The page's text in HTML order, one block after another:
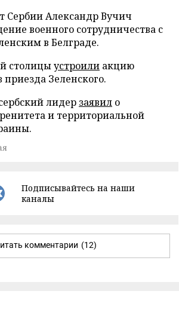
Сербии Александр Вучич
военного сотрудничества с
в Белграде.
столицыустроили акцию
приезда Зеленского.
лидер заявил о
и территориальной
Подписывайтесь на наши
каналы
комментарии (12)